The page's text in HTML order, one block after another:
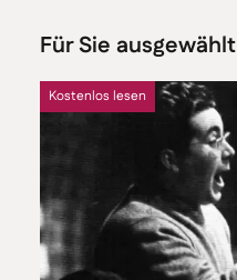
Für Sie ausgewählt
Kostenlos lesen